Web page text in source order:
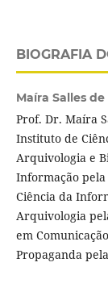
BIOGRAFIA
Maíra Salles de
Prof. Dr. Maíra
Instituto de
Arquivologia e
Informação
Ciência da
Arquivologia
em
Propaganda